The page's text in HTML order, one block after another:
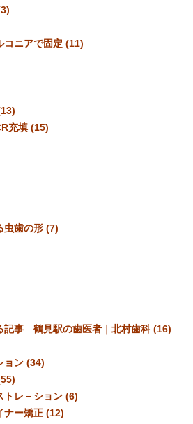
コニアで固定 (11)
充填 (15)
虫歯の形 (7)
事 鶴見駅の歯医者｜北村歯科 (16)
ョン (34)
トレ－ション (6)
ー矯正 (12)